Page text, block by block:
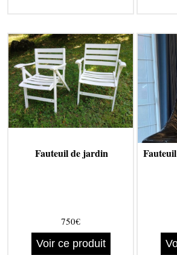
Fauteuil de jardin
750€
Voir ce produit